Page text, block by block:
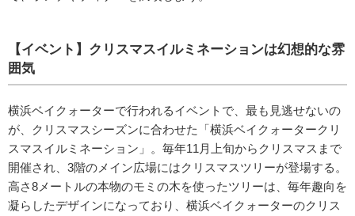
【イベント】クリスマスイルミネーションは幻想的な雰
囲気
横浜ベイクォーターで行われるイベントで、最も見逃せないの
が、クリスマスシーズンに合わせた「横浜ベイクォータークリ
スマスイルミネーション」。毎年11月上旬からクリスマスまで
開催され、3階のメイン広場にはクリスマスツリーが登場する。
高さ8メートルの本物のモミの木を使ったツリーは、毎年趣向を
凝らしたデザインになっており、横浜ベイクォーターのクリス